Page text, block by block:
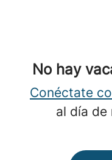
No hay
Conéctate
al día de